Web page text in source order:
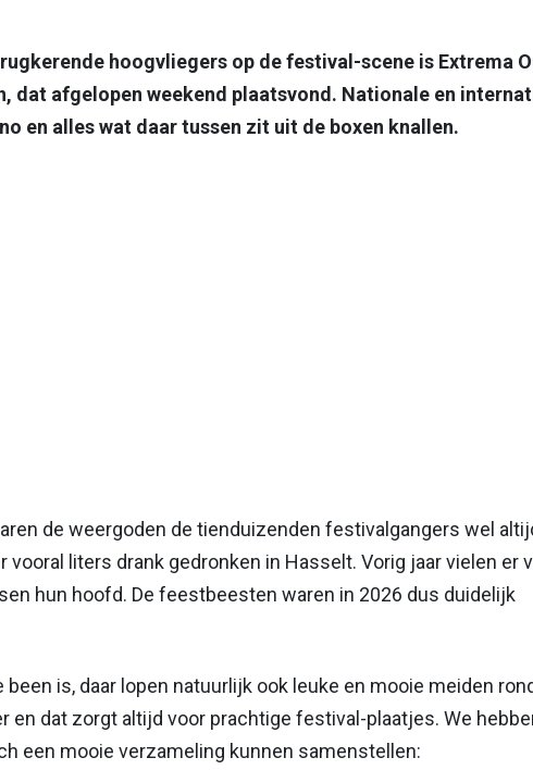
hoogvliegers op de festival-scene is Extrema
dat afgelopen weekend plaatsvond. Nationale en
en alles wat daar tussen zit uit de boxen knallen.
de weergoden de tienduizenden festivalgangers wel
vooral liters drank gedronken in Hasselt. Vorig jaar vielen er
hun hoofd. De feestbeesten waren in 2026 dus duidelijk
been is, daar lopen natuurlijk ook leuke en mooie meiden
en dat zorgt altijd voor prachtige festival-plaatjes. We
een mooie verzameling kunnen samenstellen: